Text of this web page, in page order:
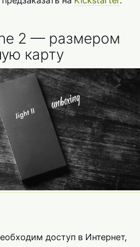
2 — размером
карту
доступ в Интернет,